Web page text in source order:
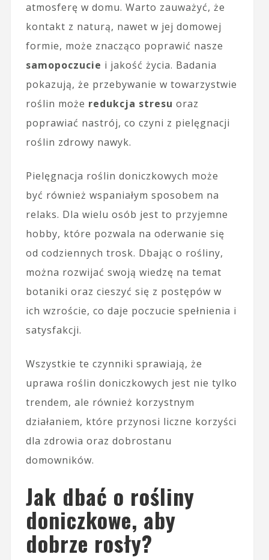
atmosferę w domu. Warto zauważyć, że
kontakt z naturą, nawet w jej domowej
formie, może znacząco poprawić nasze
samopoczucie i jakość życia. Badania
pokazują, że przebywanie w towarzystwie
roślin może redukcja stresu oraz
poprawiać nastrój, co czyni z pielęgnacji
roślin zdrowy nawyk.
Pielęgnacja roślin doniczkowych może
być również wspaniałym sposobem na
relaks. Dla wielu osób jest to przyjemne
hobby, które pozwala na oderwanie się
od codziennych trosk. Dbając o rośliny,
można rozwijać swoją wiedzę na temat
botaniki oraz cieszyć się z postępów w
ich wzroście, co daje poczucie spełnienia i
satysfakcji.
Wszystkie te czynniki sprawiają, że
uprawa roślin doniczkowych jest nie tylko
trendem, ale również korzystnym
działaniem, które przynosi liczne korzyści
dla zdrowia oraz dobrostanu
domowników.
Jak dbać o rośliny
doniczkowe, aby
dobrze rosły?